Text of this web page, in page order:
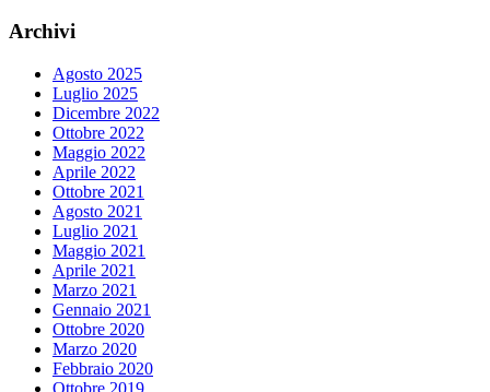
Archivi
Agosto 2025
Luglio 2025
Dicembre 2022
Ottobre 2022
Maggio 2022
Aprile 2022
Ottobre 2021
Agosto 2021
Luglio 2021
Maggio 2021
Aprile 2021
Marzo 2021
Gennaio 2021
Ottobre 2020
Marzo 2020
Febbraio 2020
Ottobre 2019